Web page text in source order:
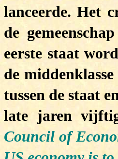
lanceerde. Het
de
eerste staat
de
tussen de staat
late jaren
Council of